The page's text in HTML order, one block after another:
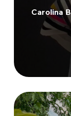
Carolina